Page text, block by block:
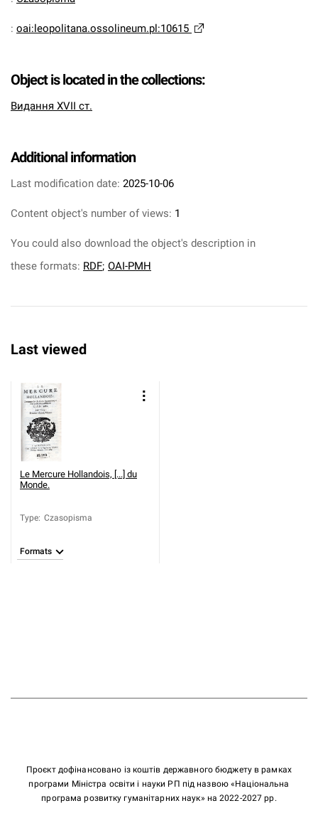
: oai:leopolitana.ossolineum.pl:10615
Object is located in the collections:
Видання XVII ст.
Additional information
Last modification date: 2025-10-06
Content object's number of views: 1
You could also download the object's description in
these formats: RDF; OAI-PMH
Last viewed
Le Mercure Hollandois, [...] du
Monde.
Type: Czasopisma
Formats
Проєкт дофінансовано із коштів державного бюджету в рамках
програми Міністра освіти і науки РП під назвою «Національна
програма розвитку гуманітарних наук» на 2022-2027 рр.